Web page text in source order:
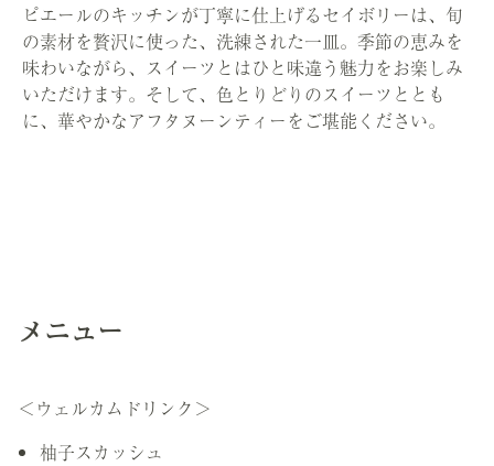
ピエールのキッチンが丁寧に仕上げるセイボリーは、旬
の素材を贅沢に使った、洗練された一皿。季節の恵みを
味わいながら、スイーツとはひと味違う魅力をお楽しみ
いただけます。そして、色とりどりのスイーツととも
に、華やかなアフタヌーンティーをご堪能ください。
メニュー
＜ウェルカムドリンク＞
柚子スカッシュ